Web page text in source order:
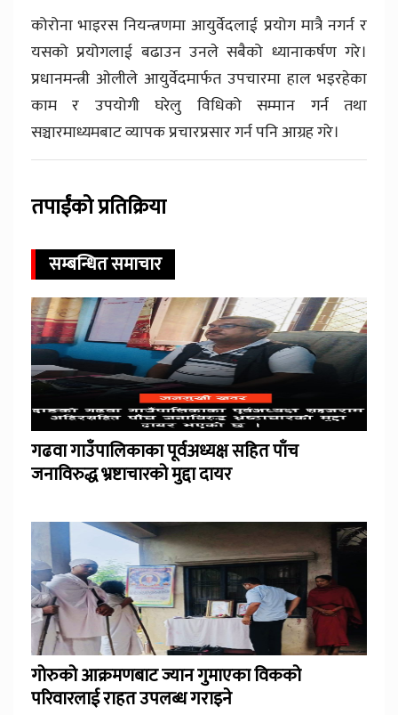
कोरोना भाइरस नियन्त्रणमा आयुर्वेदलाई प्रयोग मात्रै नगर्न र
यसको प्रयोगलाई बढाउन उनले सबैको ध्यानाकर्षण गरे।
प्रधानमन्त्री ओलीले आयुर्वेदमार्फत उपचारमा हाल भइरहेका
काम र उपयोगी घरेलु विधिको सम्मान गर्न तथा
सञ्चारमाध्यमबाट व्यापक प्रचारप्रसार गर्न पनि आग्रह गरे।
तपाईंको प्रतिक्रिया
सम्बन्धित समाचार
गढवा गाउँपालिकाका पूर्वअध्यक्ष सहित पाँच
जनाविरुद्ध भ्रष्टाचारको मुद्दा दायर
गोरुको आक्रमणबाट ज्यान गुमाएका विकको
परिवारलाई राहत उपलब्ध गराइने